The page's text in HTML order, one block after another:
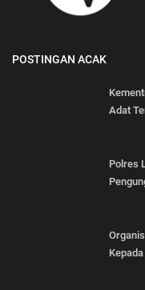
POSTINGAN ACAK
Adat
‎Polres